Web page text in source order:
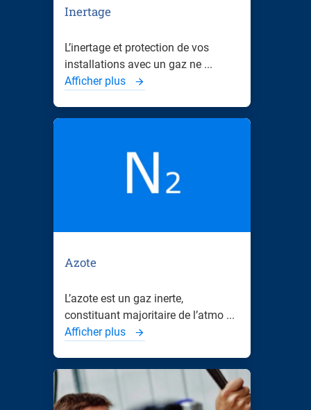
Inertage
L’inertage et protection de vos
installations avec un gaz ne ...
Afficher plus
Azote
L’azote est un gaz inerte,
constituant majoritaire de l’atmo ...
Afficher plus